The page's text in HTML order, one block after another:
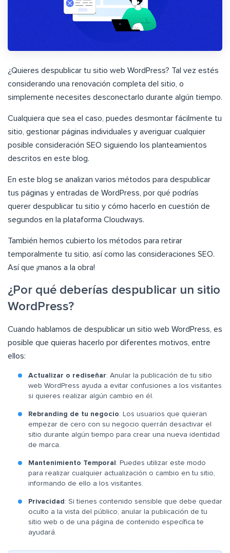
¿Quieres despublicar tu sitio web WordPress? Tal vez estés
considerando una renovación completa del sitio, o
simplemente necesites desconectarlo durante algún tiempo.
Cualquiera que sea el caso, puedes desmontar fácilmente tu
sitio, gestionar páginas individuales y averiguar cualquier
posible consideración SEO siguiendo los planteamientos
descritos en este blog.
En este blog se analizan varios métodos para despublicar
tus páginas y entradas de WordPress, por qué podrías
querer despublicar tu sitio y cómo hacerlo en cuestión de
segundos en la plataforma Cloudways.
También hemos cubierto los métodos para retirar
temporalmente tu sitio, así como las consideraciones SEO.
Así que ¡manos a la obra!
¿Por qué deberías despublicar un sitio
WordPress?
Cuando hablamos de despublicar un sitio web WordPress, es
posible que quieras hacerlo por diferentes motivos, entre
ellos:
Actualizar o rediseñar: Anular la publicación de tu sitio
web WordPress ayuda a evitar confusiones a los visitantes
si quieres realizar algún cambio en él.
Rebranding de tu negocio: Los usuarios que quieran
empezar de cero con su negocio querrán desactivar el
sitio durante algún tiempo para crear una nueva identidad
de marca.
Mantenimiento Temporal : Puedes utilizar este modo
para realizar cualquier actualización o cambio en tu sitio,
informando de ello a los visitantes.
Privacidad : Si tienes contenido sensible que debe quedar
oculto a la vista del público, anular la publicación de tu
sitio web o de una página de contenido específica te
ayudará.